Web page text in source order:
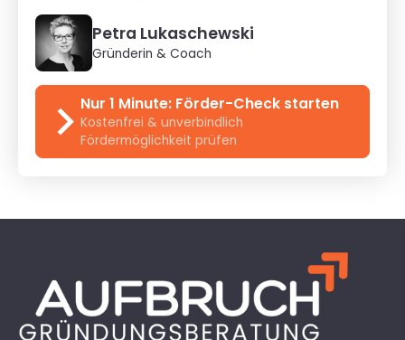
Petra Lukaschewski
Gründerin & Coach
Nur 1 Minute: Förder-Check starten
Kostenfrei & unverbindlich
Fördermöglichkeit prüfen